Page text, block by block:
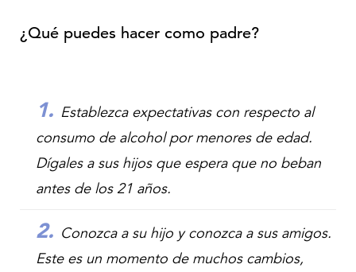
¿Qué puedes hacer como padre?
Establezca expectativas con respecto al
consumo de alcohol por menores de edad.
Dígales a sus hijos que espera que no beban
antes de los 21 años.
Conozca a su hijo y conozca a sus amigos.
Este es un momento de muchos cambios,